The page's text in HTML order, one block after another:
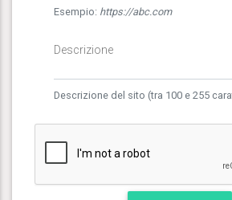
Esempio: https://abc.com
Descrizione
Descrizione del sito (tra 100 e 255